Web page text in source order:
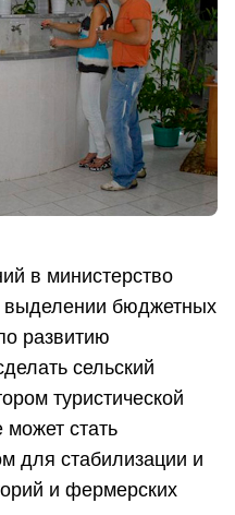
в министерство
бюджетных
развитию
сельский
туристической
может стать
для стабилизации и
и фермерских